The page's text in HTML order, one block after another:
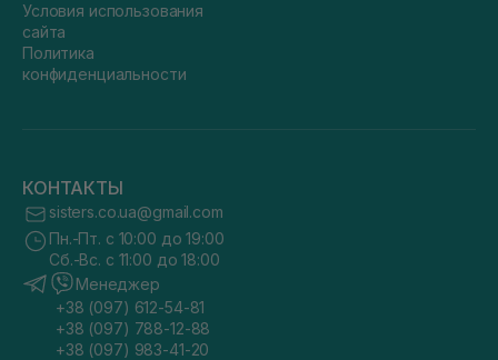
Условия использования
сайта
Политика
конфиденциальности
КОНТАКТЫ
sisters.co.ua@gmail.com
Пн.-Пт. с 10:00 до 19:00
Сб.-Вс. с 11:00 до 18:00
Менеджер
+38 (097) 612-54-81
+38 (097) 788-12-88
+38 (097) 983-41-20